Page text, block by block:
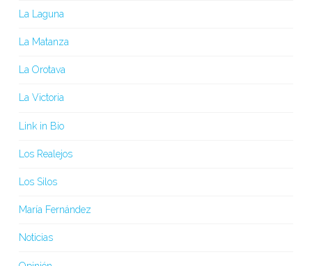
La Laguna
La Matanza
La Orotava
La Victoria
Link in Bio
Los Realejos
Los Silos
María Fernández
Noticias